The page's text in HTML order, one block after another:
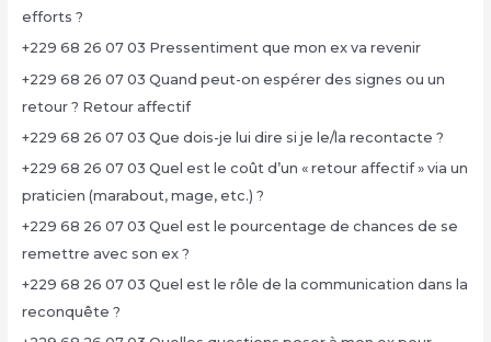
efforts ?
+229 68 26 07 03 Pressentiment que mon ex va revenir
+229 68 26 07 03 Quand peut-on espérer des signes ou un
retour ? Retour affectif
+229 68 26 07 03 Que dois-je lui dire si je le/la recontacte ?
+229 68 26 07 03 Quel est le coût d’un « retour affectif » via un
praticien (marabout, mage, etc.) ?
+229 68 26 07 03 Quel est le pourcentage de chances de se
remettre avec son ex ?
+229 68 26 07 03 Quel est le rôle de la communication dans la
reconquête ?